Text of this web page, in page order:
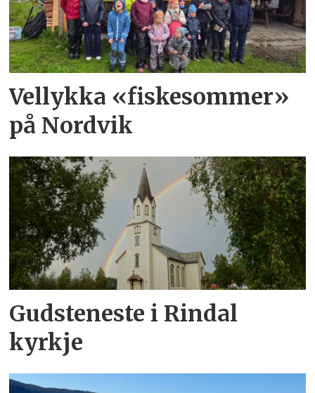
Vellykka «fiskesommer»
på Nordvik
Gudsteneste i Rindal
kyrkje